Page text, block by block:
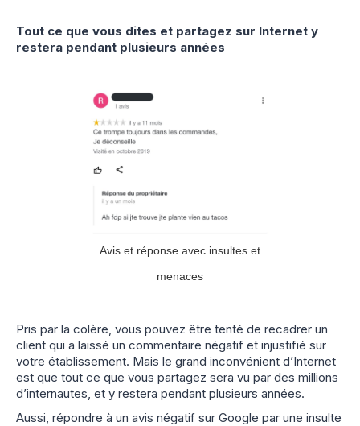
Tout ce que vous dites et partagez sur Internet y
restera pendant plusieurs années
Avis et réponse avec insultes et
menaces
Pris par la colère, vous pouvez être tenté de recadrer un
client qui a laissé un commentaire négatif et injustifié sur
votre établissement. Mais le grand inconvénient d’Internet
est que tout ce que vous partagez sera vu par des millions
d’internautes, et y restera pendant plusieurs années.
Aussi, répondre à un avis négatif sur Google par une insulte